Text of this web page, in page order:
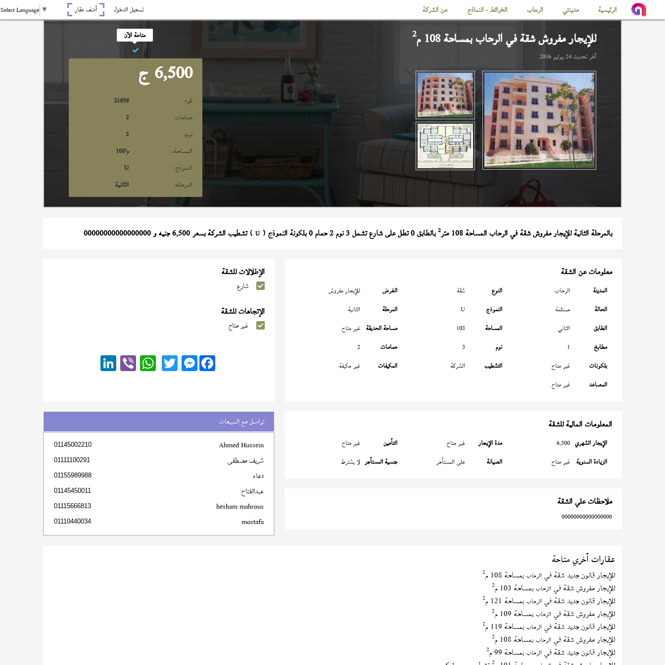
الرئيسية مدينتي الرحاب الخرائط - النماذج عن الشركة تسجيل الدخول أضف عقار Select Language ▼
للإيجار مفروش شقة فيالرحاببمساحة 108 م 2
آخر تحديث24 يوليو 2016
متاحة الآن
6,500 ج
كود
21656
حمامات:
2
نوم:
3
المساحة:
108م²
النموذج:
U
المرحلة:
الثانية
بالمرحلة الثانية للإيجار مفروش شقة في الرحاب المساحة 108 متر 2بالطابق 0 تطل على شارع تشمل 3 نوم 2 حمام 0 بلكونة النموذج ( U ) تشطيب الشركة بسعر 6,500 جنيه و 00000000000000000
معلومات عن الشقة
المدينة الرحاب النوع شقة الغرض
للإيجار مفروش
الحالة
مستلمة النموذج U المرحلة
الثانية
الطابق
الثاني المساحة 108 مساحة الحديقة غير متاح
مطابخ
1 نوم 3 حمامات
2
بلكونات
غير متاح التشطيب الشركة المكيفات
غير مكيفة
المصاعد
غير متاح
الإطلالات للشقة
شارع
الإتجاهات للشقة
غير متاح
Messenger
المعلومات المالية للشقة
الإيجار الشهري 6,500 مدة الإيجار غير متاح التأمين
غير متاح
الزيادة السنوية غير متاح الصيانة على المستأجر جنسية المستأجر لا يشترط
ملاحظات علي الشقة
00000000000000000
تواصل مع المبيعات
Ahmed Hussein
01145002210
شريف مصطفى 01111100291
دعاء 01155989988
عبدالفتاح 01145450011
hesham mahrous
01115666813
mostafa
01110440034
عقارات أخري متاحة
للإيجار قانون جديد شقة في الرحاب بمساحة 108 م 2
للإيجار مفروش شقة في الرحاب بمساحة 103 م 2
للإيجار قانون جديد شقة في الرحاب بمساحة 121 م 2
للإيجار مفروش شقة في الرحاب بمساحة 109 م 2
للإيجار قانون جديد شقة في الرحاب بمساحة 119 م 2
للإيجار مفروش شقة في الرحاب بمساحة 108 م 2
للإيجار قانون جديد شقة في الرحاب بمساحة 99 م 2
2